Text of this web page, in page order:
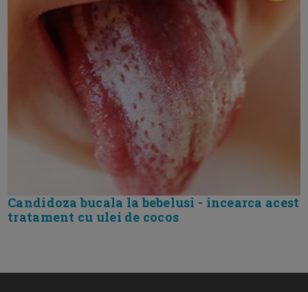
Candidoza bucala la bebelusi - incearca acest
tratament cu ulei de cocos